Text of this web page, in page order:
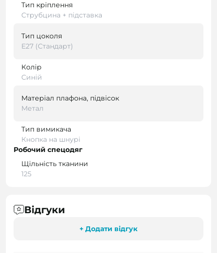
Тип кріплення
Струбцина + підставка
Тип цоколя
E27 (Стандарт)
Колір
Синій
Матеріал плафона, підвісок
Метал
Тип вимикача
Кнопка на шнурі
Робочий спецодяг
Щільність тканини
125
Відгуки
+ Додати відгук